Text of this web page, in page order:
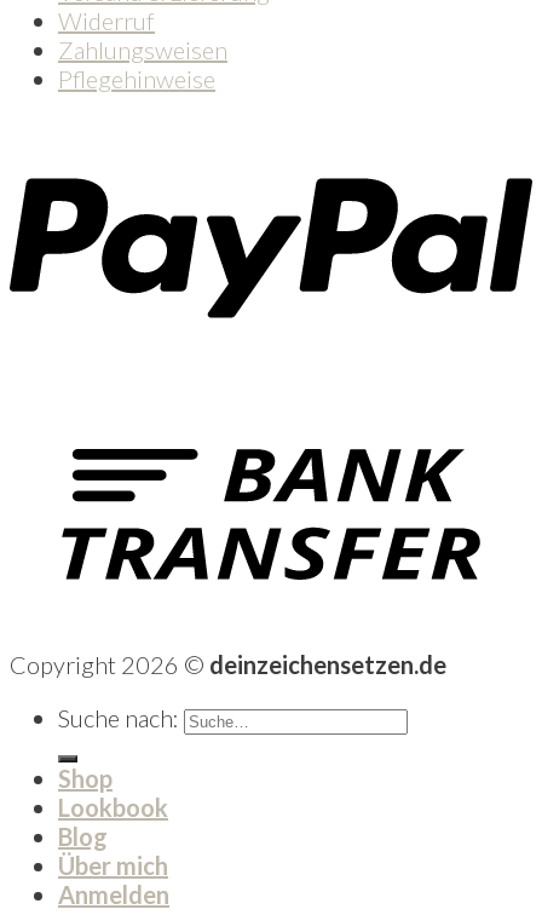
Widerruf
Zahlungsweisen
Pflegehinweise
Copyright 2026 © deinzeichensetzen.de
Suche nach:
Shop
Lookbook
Blog
Über mich
Anmelden